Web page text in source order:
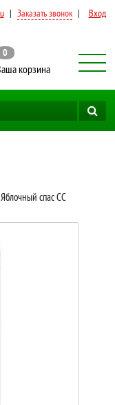
| Заказать звонок | Вход
0
корзина
спас СС